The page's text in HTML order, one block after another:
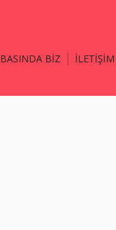
BASINDA BİZ İLETİŞİM